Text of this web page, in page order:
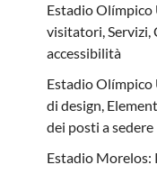
Estadio Olímpico
visitatori, Servizi,
accessibilità
Estadio
di design,
dei posti a sedere
Estadio